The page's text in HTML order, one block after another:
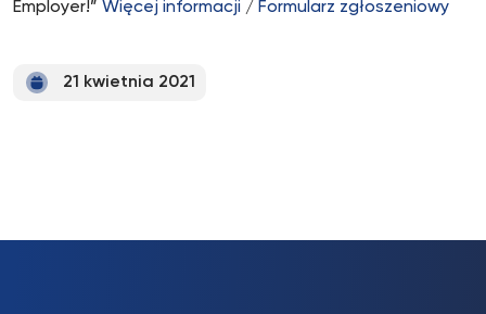
Employer!” Więcej informacji / Formularz zgłoszeniowy
21 kwietnia 2021